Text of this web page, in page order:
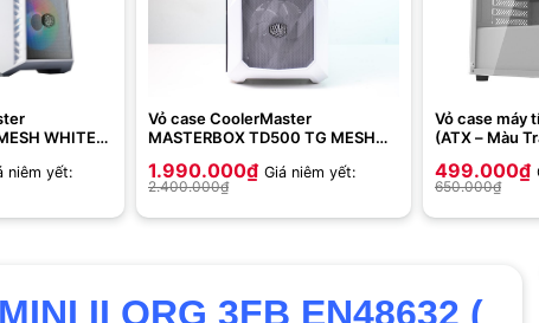
WHITE
niêm yết:
Vỏ case CoolerMaster
MASTERBOX TD500 TG MESH
1.990.000₫ Giá niêm yết:
2.400.000₫
Vỏ case máy
(ATX – Màu
499.000₫
650.000₫
II ORG 3FB EN48632 (